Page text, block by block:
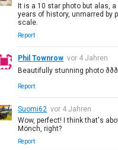
It is a 10 star photo but alas,
years of history, unmarred by
scale.
Report
Phil Townrow vor 4 Jahren
Beautifully stunning photo
Report
Suomi62 vor 4 Jahren
Wow, perfect! I think that's
Mönch, right?
Report